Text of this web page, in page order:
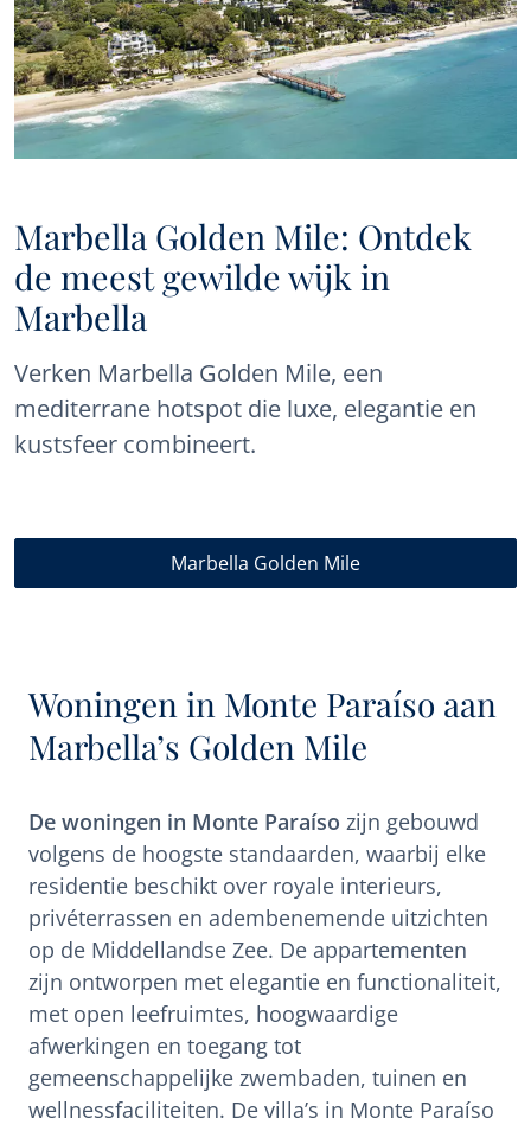
Marbella Golden Mile: Ontdek
de meest gewilde wijk in
Marbella
Verken Marbella Golden Mile, een
mediterrane hotspot die luxe, elegantie en
kustsfeer combineert.
Marbella Golden Mile
Woningen in Monte Paraíso aan
Marbella’s Golden Mile
De woningen in Monte Paraíso zijn gebouwd
volgens de hoogste standaarden, waarbij elke
residentie beschikt over royale interieurs,
privéterrassen en adembenemende uitzichten
op de Middellandse Zee. De appartementen
zijn ontworpen met elegantie en functionaliteit,
met open leefruimtes, hoogwaardige
afwerkingen en toegang tot
gemeenschappelijke zwembaden, tuinen en
wellnessfaciliteiten. De villa’s in Monte Paraíso